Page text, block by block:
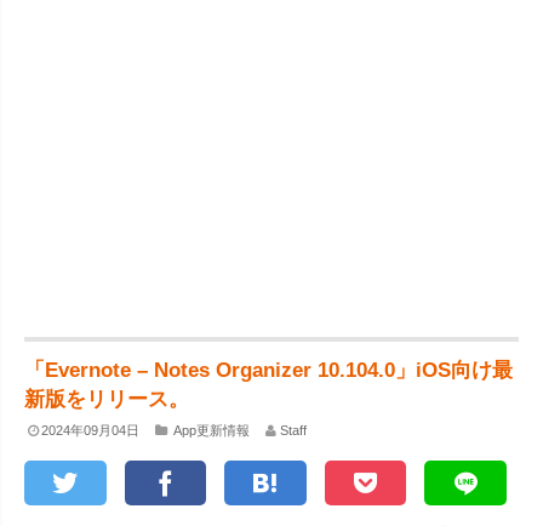
「Evernote – Notes Organizer 10.104.0」iOS向け最
新版をリリース。
2024年09月04日 App更新情報 Staff